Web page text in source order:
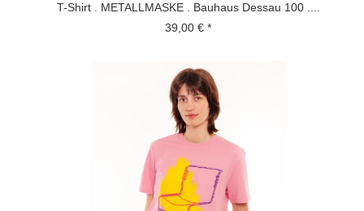
T-Shirt . METALLMASKE . Bauhaus Dessau 100 ....
39,00 € *